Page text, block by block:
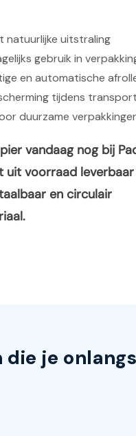
natuurlijke uitstraling
gebruik in
en automatische
tijdens
duurzame
vandaag nog bij
uit voorraad
en circulair
je